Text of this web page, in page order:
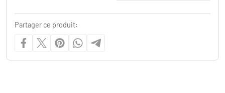
Partager ce produit: